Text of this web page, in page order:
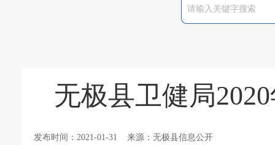
无极县卫健局
发布时间：2021-01-31 来源：无极县信息公开